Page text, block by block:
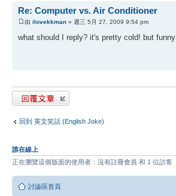
Re: Computer vs. Air Conditioner
由 ilovekkman » 週三 5月 27, 2009 9:54 pm
what should I reply? it's pretty cold! but funny
發表回覆
回到 英文笑話 (English Joke)
誰在線上
正在瀏覽這個版面的使用者：沒有註冊會員 和 1 位訪客
討論區首頁